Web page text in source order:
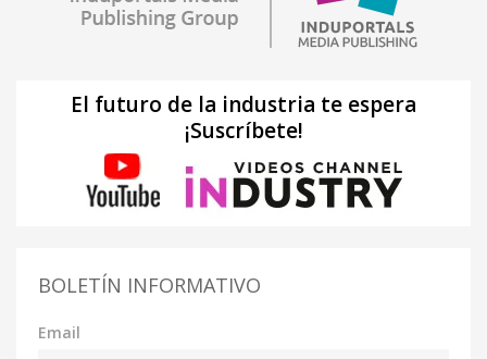
El futuro de la industria te espera
¡Suscríbete!
BOLETÍN INFORMATIVO
Email